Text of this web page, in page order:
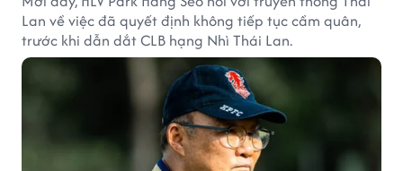
Lan về việc đã quyết định không tiếp tục cầm quân,
trước khi dẫn dắt CLB hạng Nhì Thái Lan.